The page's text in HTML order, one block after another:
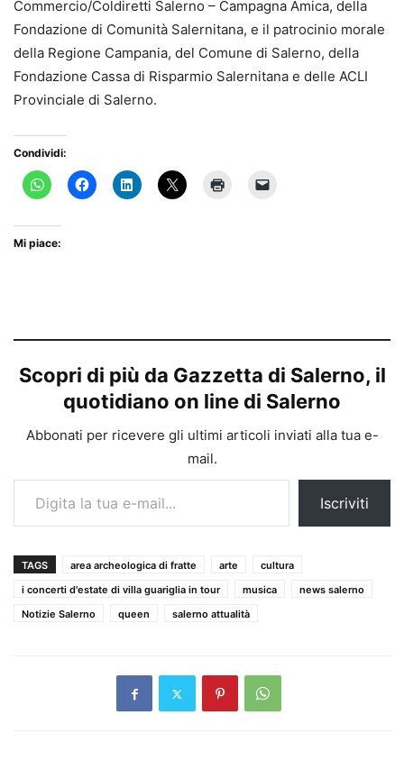
Commercio/Coldiretti Salerno – Campagna Amica, della
Fondazione di Comunità Salernitana, e il patrocinio morale
della Regione Campania, del Comune di Salerno, della
Fondazione Cassa di Risparmio Salernitana e delle ACLI
Provinciale di Salerno.
Condividi:
Mi piace:
Scopri di più da Gazzetta di Salerno, il
quotidiano on line di Salerno
Abbonati per ricevere gli ultimi articoli inviati alla tua e-
mail.
Digita la tua e-mail...
Iscriviti
TAGS area archeologica di fratte arte
cultura
i concerti d'estate di villa guariglia in tour
musica
news salerno
Notizie Salerno
queen salerno attualità